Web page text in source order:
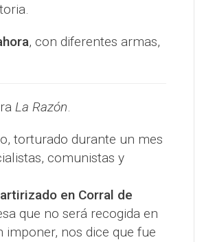
, con diferentes armas,
La Razón.
torturado durante un mes
comunistas y
en Corral de
que no será recogida en
nos dice que fue